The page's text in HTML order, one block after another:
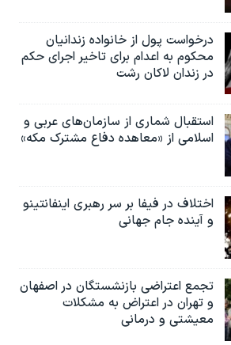
درخواست پول از خانواده زندانیان
محکوم به‌ اعدام برای تاخیر اجرای حکم
در زندان لاکان رشت
استقبال شماری از سازمان‌های عربی و
اسلامی از «معاهده دفاع مشترک مکه»
اختلاف در فیفا بر سر رهبری اینفانتینو
و آینده جام جهانی
تجمع اعتراضی بازنشستگان در اصفهان
و تهران در اعتراض به مشکلات
معیشتی و درمانی